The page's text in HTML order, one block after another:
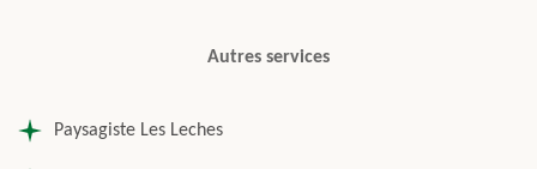
Autres services
Paysagiste Les Leches